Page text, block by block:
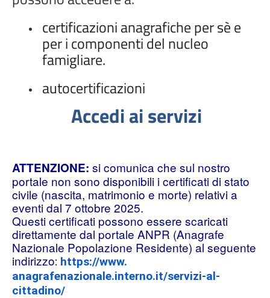
certificazioni anagrafiche per sè e
per i componenti del nucleo
famigliare.
autocertificazioni
Accedi ai servizi
ATTENZIONE: si comunica che sul nostro
portale non sono disponibili i certificati di stato
civile (nascita, matrimonio e morte) relativi a
eventi dal 7 ottobre 2025.
Questi certificati possono essere scaricati
direttamente dal portale ANPR (Anagrafe
Nazionale Popolazione Residente) al seguente
indirizzo: https://www.
anagrafenazionale.interno.it/servizi-al-
cittadino/